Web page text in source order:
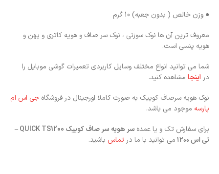
● وزن خالص ( بدون جعبه) 10 گرم
معروف ترین آن ها نوک سوزنی ، نوک سر صاف و هویه کاتری و پهن و
هویه پنسی است.
شما می توانید انواع مختلف وسایل کاربردی تعمیرات گوشی موبایل را
در اینجا مشاهده کنید.
نوک هویه سرصاف کوییک به صورت کاملا اورجینال در فروشگاه جی اس ام
پارسه موجود می باشد.
برای سفارش تک و یا عمده
سر هویه سر صاف کوییک QUICK TS1200 –
تی اس ۱۲۰۰
می توانید با ما در تماس باشید.